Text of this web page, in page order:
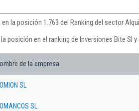
la posición 1.763 del Ranking del sector
posición en el ranking de Inversiones Bite Sl
de la empresa
SL
SL